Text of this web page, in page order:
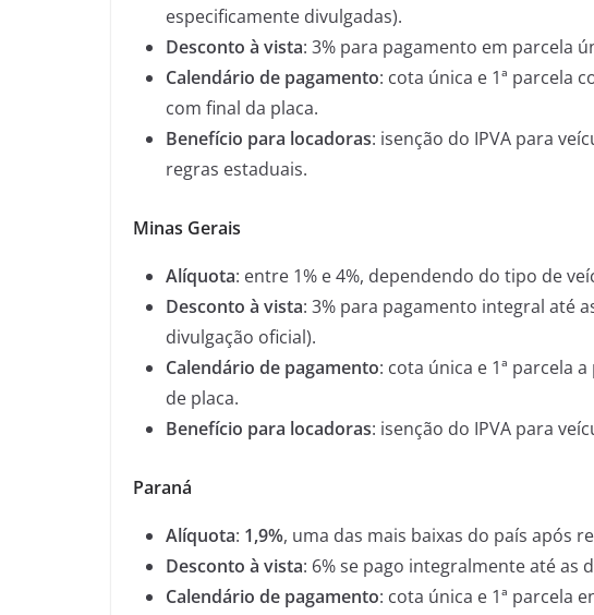
especificamente divulgadas).
Desconto à vista: 3% para pagamento em parcela
Calendário de pagamento: cota única e 1ª parcela
com final da placa.
Benefício para locadoras: isenção do IPVA para
regras estaduais.
Minas Gerais
Alíquota: entre 1% e 4%, dependendo do tipo de
Desconto à vista: 3% para pagamento integral até
divulgação oficial).
Calendário de pagamento: cota única e 1ª parcela
de placa.
Benefício para locadoras: isenção do IPVA para
Paraná
Alíquota: 1,9%, uma das mais baixas do país após
Desconto à vista: 6% se pago integralmente até as
Calendário de pagamento: cota única e 1ª parcela